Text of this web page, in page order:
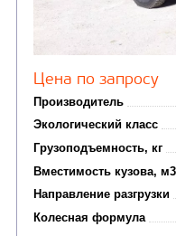
Экологический
Вместимость
Направление
Колесная